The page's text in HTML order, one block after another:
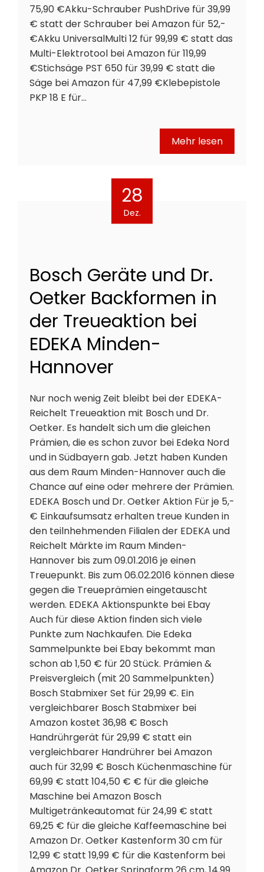
75,90 €Akku-Schrauber PushDrive für 39,99
€ statt der Schrauber bei Amazon für 52,-
€Akku UniversalMulti 12 für 99,99 € statt das
Multi-Elektrotool bei Amazon für 119,99
€Stichsäge PST 650 für 39,99 € statt die
Säge bei Amazon für 47,99 €Klebepistole
PKP 18 E für…
Mehr lesen
28
Dez.
Bosch Geräte und Dr.
Oetker Backformen in
der Treueaktion bei
EDEKA Minden-
Hannover
Nur noch wenig Zeit bleibt bei der EDEKA-
Reichelt Treueaktion mit Bosch und Dr.
Oetker. Es handelt sich um die gleichen
Prämien, die es schon zuvor bei Edeka Nord
und in Südbayern gab. Jetzt haben Kunden
aus dem Raum Minden-Hannover auch die
Chance auf eine oder mehrere der Prämien.
EDEKA Bosch und Dr. Oetker Aktion Für je 5,-
€ Einkaufsumsatz erhalten treue Kunden in
den teilnhehmenden Filialen der EDEKA und
Reichelt Märkte im Raum Minden-
Hannover bis zum 09.01.2016 je einen
Treuepunkt. Bis zum 06.02.2016 können diese
gegen die Treueprämien eingetauscht
werden. EDEKA Aktionspunkte bei Ebay
Auch für diese Aktion finden sich viele
Punkte zum Nachkaufen. Die Edeka
Sammelpunkte bei Ebay bekommt man
schon ab 1,50 € für 20 Stück. Prämien &
Preisvergleich (mit 20 Sammelpunkten)
Bosch Stabmixer Set für 29,99 €. Ein
vergleichbarer Bosch Stabmixer bei
Amazon kostet 36,98 € Bosch
Handrührgerät für 29,99 € statt ein
vergleichbarer Handrührer bei Amazon
auch für 32,99 € Bosch Küchenmaschine für
69,99 € statt 104,50 € € für die gleiche
Maschine bei Amazon Bosch
Multigetränkeautomat für 24,99 € statt
69,25 € für die gleiche Kaffeemaschine bei
Amazon Dr. Oetker Kastenform 30 cm für
12,99 € statt 19,99 € für die Kastenform bei